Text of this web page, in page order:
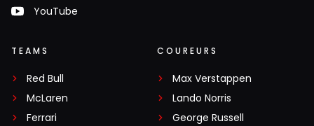
YouTube
TEAMS
Red Bull
McLaren
Ferrari
COUREURS
Max Verstappen
Lando Norris
George Russell